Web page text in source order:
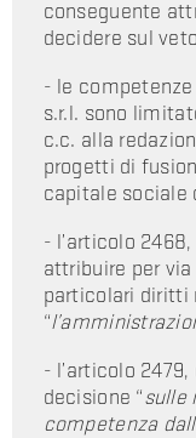
conseguente
decidere sul veto
- le
s.r.l. sono
c.c. alla
progetti di
capitale sociale
- l’articolo
attribuire per
particolari diritti
“
- l’articolo
decisione “sulle
competenza